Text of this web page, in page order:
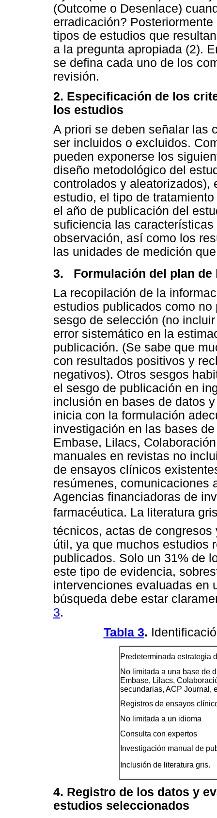
(Outcome o Desenlace)
erradicación?
tipos de estudios que
a la pregunta apropiada (2).
se defina cada uno de los
revisión.
2. Especificación de los
los estudios
A priori se deben señalar las
ser incluidos o excluidos.
pueden exponerse los
diseño metodológico del
controlados y aleatorizados),
estudio, el tipo de
el año de publicación del
suficiencia las
observación, así como los
las unidades de medición
3. Formulación del plan de
La recopilación de la
estudios publicados como
sesgo de selección (no
error sistemático en la
publicación. (Se sabe que
con resultados positivos y
negativos). Otros sesgos
el sesgo de publicación en
inclusión en bases de datos
inicia con la formulación
investigación en las bases
Embase, Lilacs,
manuales en revistas no
de ensayos clínicos
resúmenes, comunicaciones
Agencias financiadoras de
farmacéutica. La literatura
técnicos, actas de
útil, ya que muchos estudios
publicados. Solo un 31% de
este tipo de evidencia,
intervenciones evaluadas en
búsqueda debe estar
3.
Tabla 3.
Predeterminada estrategia
No limitada a una base de
Embase, Lilacs,
secundarias, ACP Journal,
Registros de ensayos
No limitada a un idioma
Consulta con expertos
Investigación manual de
Inclusión de literatura gris.
4. Registro de los datos y
estudios seleccionados